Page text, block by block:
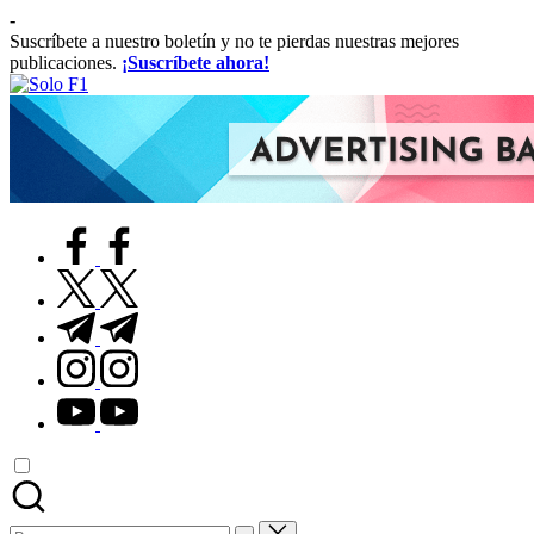
Saltar
al
contenido
-
Suscríbete a nuestro boletín y no te pierdas nuestras mejores
publicaciones. ¡Suscríbete ahora!
Para
Amantes
F1
facebook.com
twitter.com
t.me
instagram.com
youtube.com
Buscar: